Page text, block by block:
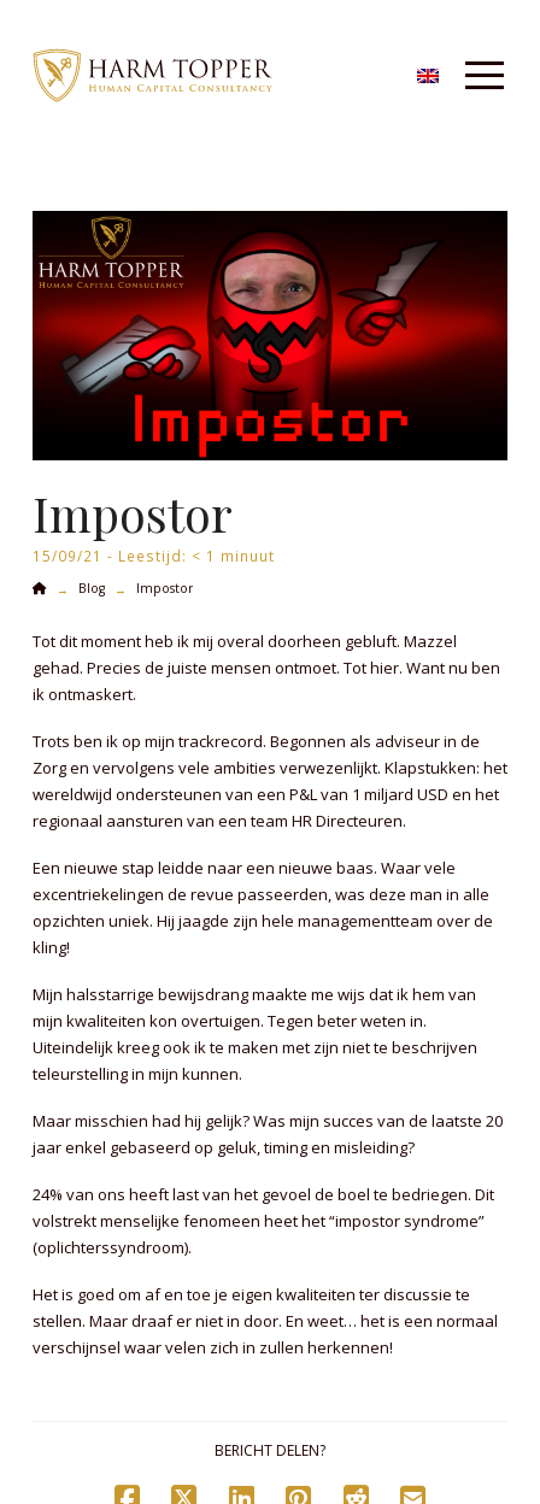
Impostor
15/09/21 - Leestijd: < 1 minuut
Home
→ Blog → Impostor
Tot dit moment heb ik mij overal doorheen gebluft. Mazzel
gehad. Precies de juiste mensen ontmoet. Tot hier. Want nu ben
ik ontmaskert.
Trots ben ik op mijn trackrecord. Begonnen als adviseur in de
Zorg en vervolgens vele ambities verwezenlijkt. Klapstukken: het
wereldwijd ondersteunen van een P&L van 1 miljard USD en het
regionaal aansturen van een team HR Directeuren.
Een nieuwe stap leidde naar een nieuwe baas. Waar vele
excentriekelingen de revue passeerden, was deze man in alle
opzichten uniek. Hij jaagde zijn hele managementteam over de
kling!
Mijn halsstarrige bewijsdrang maakte me wijs dat ik hem van
mijn kwaliteiten kon overtuigen. Tegen beter weten in.
Uiteindelijk kreeg ook ik te maken met zijn niet te beschrijven
teleurstelling in mijn kunnen.
Maar misschien had hij gelijk? Was mijn succes van de laatste 20
jaar enkel gebaseerd op geluk, timing en misleiding?
24% van ons heeft last van het gevoel de boel te bedriegen. Dit
volstrekt menselijke fenomeen heet het “impostor syndrome”
(oplichterssyndroom).
Het is goed om af en toe je eigen kwaliteiten ter discussie te
stellen. Maar draaf er niet in door. En weet… het is een normaal
verschijnsel waar velen zich in zullen herkennen!
BERICHT DELEN?